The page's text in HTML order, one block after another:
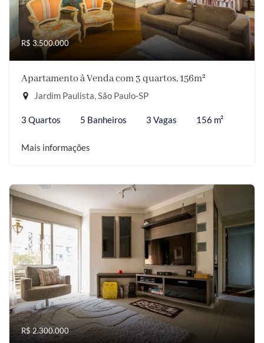
R$ 3.500.000
Apartamento à Venda com 3 quartos, 156m²
Jardim Paulista, São Paulo-SP
3 Quartos 5 Banheiros 3 Vagas 156 m²
Mais informações
R$ 2.300.000